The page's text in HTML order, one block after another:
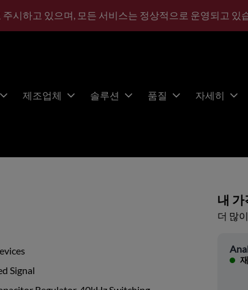
시하고 있으며, 모든 서비스는 정상적으로 운영되고 있
제조업체 솔루션 품질 자세히
Signal
내 가
더 많